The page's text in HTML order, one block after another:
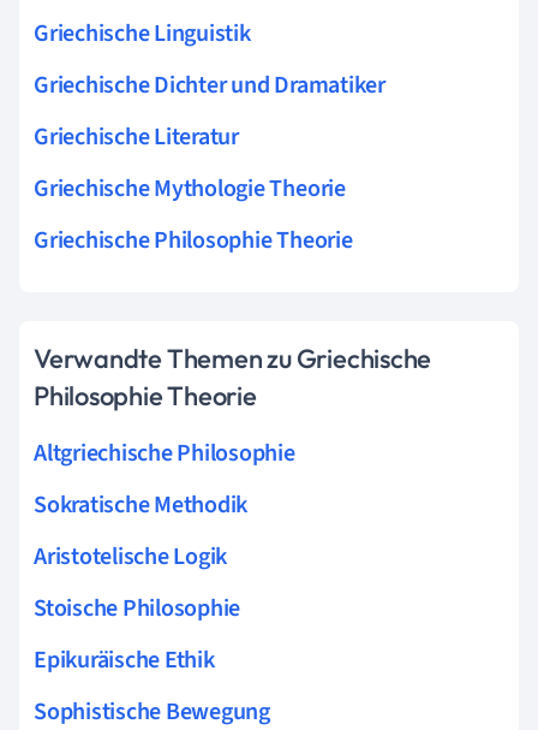
Griechische Linguistik
Griechische Dichter und Dramatiker
Griechische Literatur
Griechische Mythologie Theorie
Griechische Philosophie Theorie
Verwandte Themen zu Griechische
Philosophie Theorie
Altgriechische Philosophie
Sokratische Methodik
Aristotelische Logik
Stoische Philosophie
Epikuräische Ethik
Sophistische Bewegung